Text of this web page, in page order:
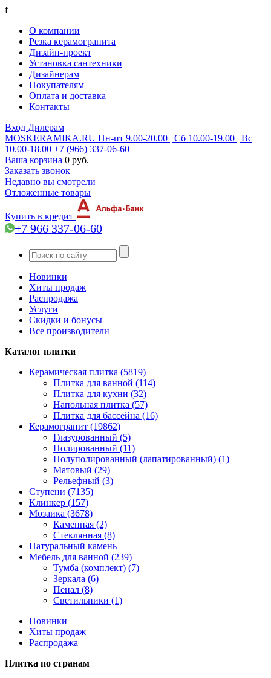
f
О компании
Резка керамогранита
Дизайн-проект
Установка сантехники
Дизайнерам
Покупателям
Оплата и доставка
Контакты
Вход Дилерам
MOSKERAMIKA.RU Пн-пт 9.00-20.00 | Сб 10.00-19.00 | Вс
10.00-18.00 +7 (966) 337-06-60
Ваша корзина 0 руб.
Заказать звонок
Недавно вы смотрели
Отложенные товары
Купить в кредит
+7 966 337-06-60
Новинки
Хиты продаж
Распродажа
Услуги
Скидки и бонусы
Все производители
Каталог плитки
Керамическая плитка (5819)
Плитка для ванной (114)
Плитка для кухни (32)
Напольная плитка (57)
Плитка для бассейна (16)
Керамогранит (19862)
Глазурованный (5)
Полированный (11)
Полуполированный (лапатированный) (1)
Матовый (29)
Рельефный (3)
Ступени (7135)
Клинкер (157)
Мозаика (3678)
Каменная (2)
Стеклянная (8)
Натуральный камень
Мебель для ванной (239)
Тумба (комплект) (7)
Зеркала (6)
Пенал (8)
Светильники (1)
Новинки
Хиты продаж
Распродажа
Плитка по странам